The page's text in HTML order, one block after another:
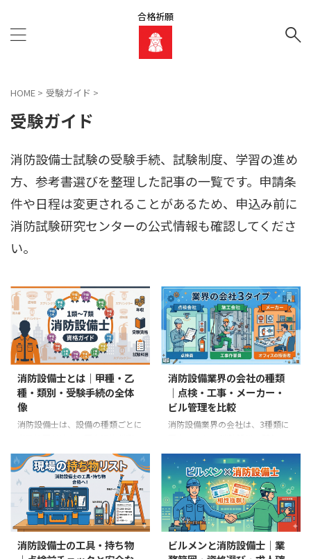
合格祈願
HOME > 受験ガイド >
受験ガイド
消防設備士試験の受験手続、試験制度、学習の進め
方、参考書選びを整理した記事の一覧です。申請条
件や日程は変更されることがあるため、申込み前に
消防試験研究センターの公式情報も確認してくださ
い。
消防設備士とは｜甲種・乙
種・類別・受験手続の全体
像
消防設備士は、設備の種類ごとに
設備士は、消防用設備等または特
殊消防用設備等の工事、整備、点
検に関わる国家資格です。消防設
備士免状には甲種と乙種があり、
さらに担当できる設備が特類・第
1類から第7類に分かれています。
大切なのは、「消防設備士」とい
う一つの免状ですべての設備を扱
消防設備業界の会社の種類
｜点検・工事・メーカー・
ビル管理を比較
消防設備業界の会社は、3種類に
就職先を探すと、「点検会社」
「工事会社」「メーカー」という
分け方をよく見かけます。ただ
し、これは業界を理解するための
大まかな呼び方です。 実際に
は、1社で点検・整備・工事を行
う会社、電気工事や管工事の一部
として消防設備を扱う会社、メー
消防設備士の工具・持ち物
ビルメンと消防設備士｜業